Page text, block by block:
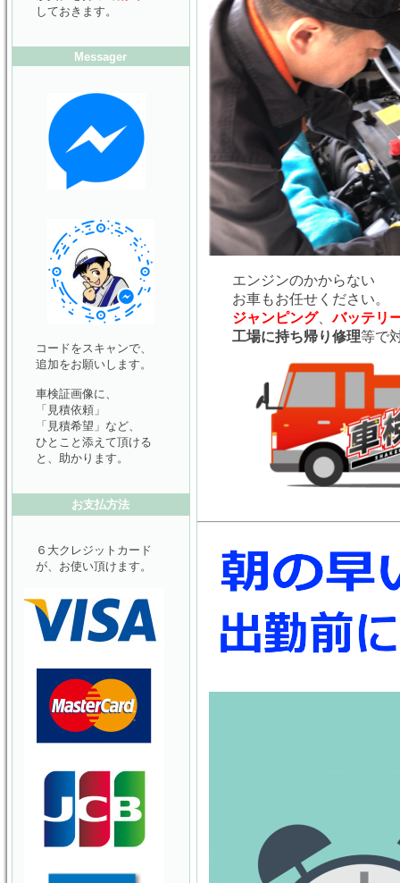
エンジンのかからない
お車もお任せください。
ジャンピング、バッテリ
工場に持ち帰り修理等で
しておきます。
Messager
コードをスキャンで、
追加をお願いします。
車検証画像に、
「見積依頼」
「見積希望」など、
ひとこと添えて頂ける
と、助かります。
お支払方法
６大クレジットカード
が、お使い頂けます。